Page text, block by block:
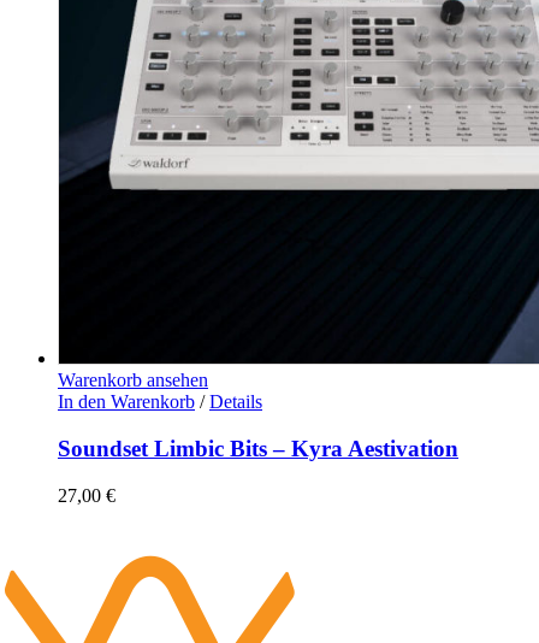
Warenkorb ansehen
In den Warenkorb / Details
Soundset Limbic Bits – Kyra Aestivation
27,00 €